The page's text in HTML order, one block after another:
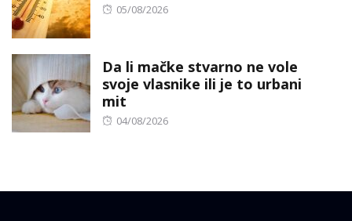
Posted
05/08/2026
Da li mačke stvarno ne vole
svoje vlasnike ili je to urbani
mit
Posted
04/08/2026